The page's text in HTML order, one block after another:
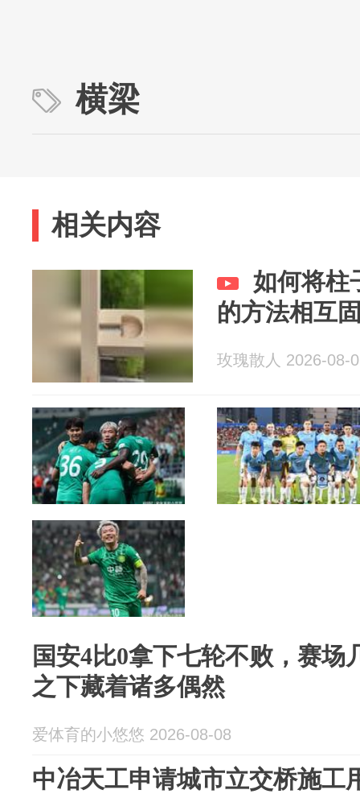
横梁
相关内容
如何将柱
的方法相互
玫瑰散人 2026-08-
国安4比0拿下七轮不败，赛场
之下藏着诸多偶然
爱体育的小悠悠 2026-08-08
中冶天工申请城市立交桥施工